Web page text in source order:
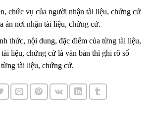
chức vụ của người nhận tài liệu, chứng cứ
án nơi nhận tài liệu, chứng cứ.
thức, nội dung, đặc điểm của từng tài liệu,
liệu, chứng cứ là văn bản thì ghi rõ số
tài liệu, chứng cứ.